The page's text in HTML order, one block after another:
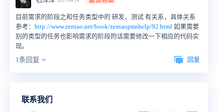
目前需求的阶段之和任务类型中的 研发、测试 有关系，具体关系
参考： http://www.zentao.net/book/zentaopmshelp/92.html 如果需要
别的类型的任务也影响需求的阶段的话需要修改一下相应的代码实
现。
1条回复
回复
联系我们